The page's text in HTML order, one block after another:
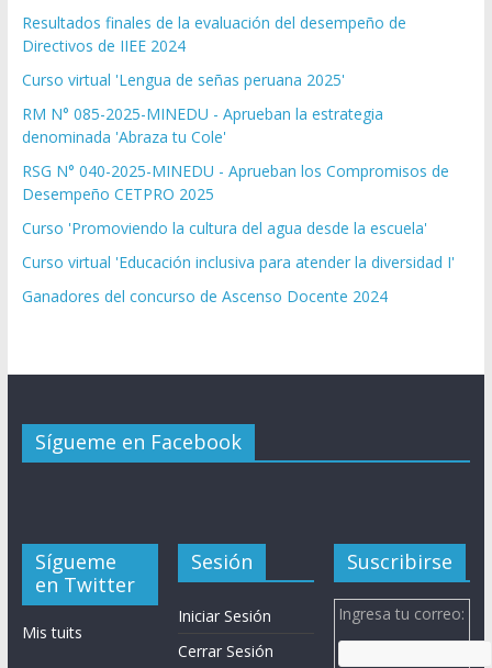
Resultados finales de la evaluación del desempeño de
Directivos de IIEE 2024
Curso virtual 'Lengua de señas peruana 2025'
RM N° 085-2025-MINEDU - Aprueban la estrategia
denominada 'Abraza tu Cole'
RSG N° 040-2025-MINEDU - Aprueban los Compromisos de
Desempeño CETPRO 2025
Curso 'Promoviendo la cultura del agua desde la escuela'
Curso virtual 'Educación inclusiva para atender la diversidad I'
Ganadores del concurso de Ascenso Docente 2024
Sígueme en Facebook
Sígueme
en Twitter
Mis tuits
Sesión
Iniciar Sesión
Cerrar Sesión
Suscribirse
Ingresa tu correo: